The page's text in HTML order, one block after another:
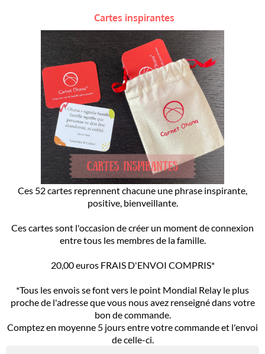
Cartes inspirantes
Ces 52 cartes reprennent chacune une phrase inspirante,
positive, bienveillante.
Ces cartes sont l'occasion de créer un moment de connexion
entre tous les membres de la famille.
20,00 euros FRAIS D'ENVOI COMPRIS*
*Tous les envois se font vers le point Mondial Relay le plus
proche de l'adresse que vous nous avez renseigné dans votre
bon de commande.
Comptez en moyenne 5 jours entre votre commande et l'envoi
de celle-ci.